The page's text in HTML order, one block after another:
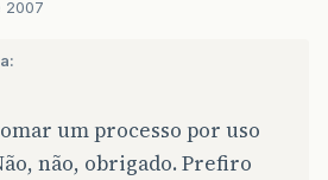
2007
um processo por uso
não, obrigado. Prefiro